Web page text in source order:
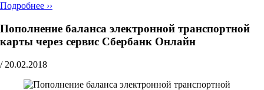
Подробнее ››
Пополнение баланса электронной транспортной
карты через сервис Сбербанк Онлайн
/ 20.02.2018